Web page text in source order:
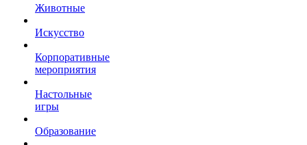
Животные
Искусство
Корпоративные
мероприятия
Настольные
игры
Образование